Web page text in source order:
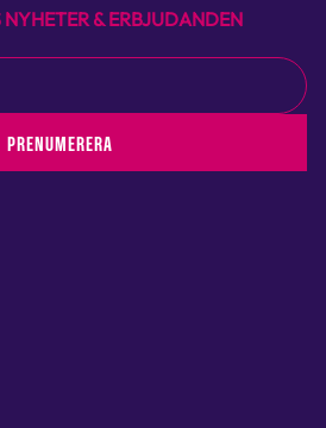
& ERBJUDANDEN
PRENUMERERA